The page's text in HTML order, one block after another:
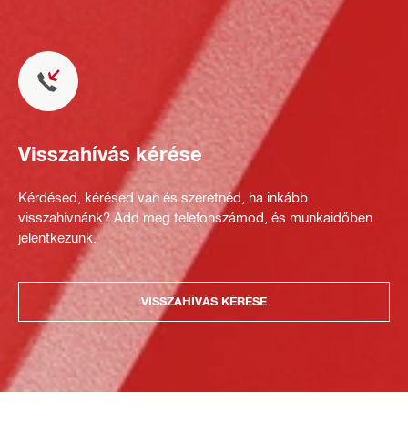
Visszahívás kérése
Kérdésed, kérésed van és szeretnéd, ha inkább
visszahívnánk? Add meg telefonszámod, és munkaidőben
jelentkezünk.
VISSZAHÍVÁS KÉRÉSE